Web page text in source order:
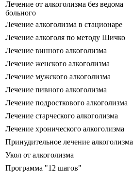
Лечение от алкоголизма без ведома
больного
Лечение алкоголизма в стационаре
Лечение алкоголя по методу Шичко
Лечение винного алкоголизма
Лечение женского алкоголизма
Лечение мужского алкоголизма
Лечение пивного алкоголизма
Лечение подросткового алкоголизма
Лечение старческого алкоголизма
Лечение хронического алкоголизма
Принудительное лечение алкоголизма
Укол от алкоголизма
Программа "12 шагов"